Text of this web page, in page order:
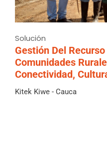
Solución
Gestión Del
Comunidades
Conectividad,
Kitek Kiwe - Cauca